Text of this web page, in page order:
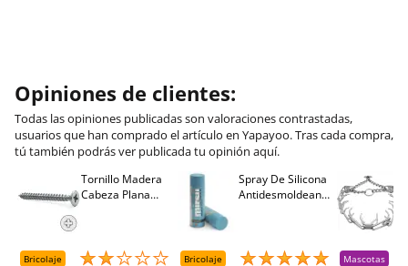
Opiniones de clientes:
Todas las opiniones publicadas son valoraciones contrastadas,
usuarios que han comprado el artículo en Yapayoo. Tras cada compra,
tú también podrás ver publicada tu opinión aquí.
Tornillo Madera
Cabeza Plana
Bricolaje
Spray De Silicona
Antidesmoldeante
Bricolaje Mascotas